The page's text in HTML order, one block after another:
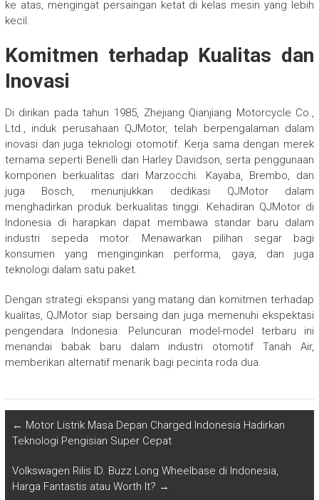
ke atas, mengingat persaingan ketat di kelas mesin yang lebih
kecil.
Komitmen terhadap Kualitas dan
Inovasi
Di dirikan pada tahun 1985, Zhejiang Qianjiang Motorcycle Co.,
Ltd., induk perusahaan QJMotor, telah berpengalaman dalam
inovasi dan juga teknologi otomotif. Kerja sama dengan merek
ternama seperti Benelli dan Harley Davidson, serta penggunaan
komponen berkualitas dari Marzocchi. Kayaba, Brembo, dan
juga Bosch, menunjukkan dedikasi QJMotor dalam
menghadirkan produk berkualitas tinggi. Kehadiran QJMotor di
Indonesia di harapkan dapat membawa standar baru dalam
industri sepeda motor. Menawarkan pilihan segar bagi
konsumen yang menginginkan performa, gaya, dan juga
teknologi dalam satu paket.
Dengan strategi ekspansi yang matang dan komitmen terhadap
kualitas, QJMotor siap bersaing dan juga memenuhi ekspektasi
pengendara Indonesia. Peluncuran model-model terbaru ini
menandai babak baru dalam industri otomotif Tanah Air,
memberikan alternatif menarik bagi pecinta roda dua.
← Motor Listrik Masa Depan Charged Indonesia Hadirkan
Teknologi Pengisian Super Cepat
Volkswagen Rilis ID. Buzz Long Wheelbase di Indonesia,
Harga Fantastis atau Worth It? →